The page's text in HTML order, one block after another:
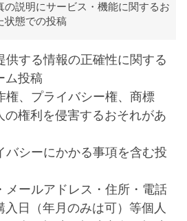
の説明にサービス・機能に関するお
状態での投稿
供する情報の正確性に関する
ム投稿
権、プライバシー権、商標
の権利を侵害するおそれがあ
バシーにかかる事項を含む投
メールアドレス・住所・電話
日（年月のみは可）等個人